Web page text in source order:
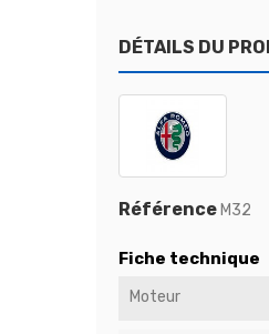
DÉTAILS DU
Référence M32
Fiche technique
Moteur